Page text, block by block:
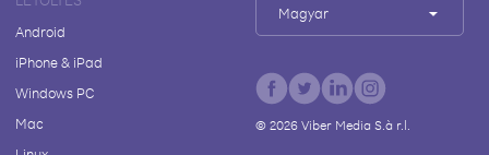
Android
iPhone & iPad
Windows PC
Mac
Magyar
© 2026Viber Media S.à r.l.